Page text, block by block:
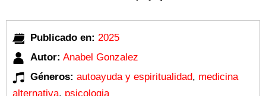
Publicado en: 2025
Autor: Anabel Gonzalez
Géneros: autoayuda y espiritualidad, medicina
alternativa, psicologia